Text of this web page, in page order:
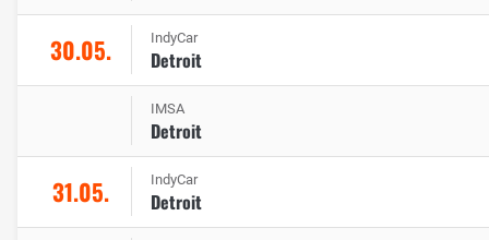
30.05. IndyCar
Detroit
IMSA
Detroit
31.05. IndyCar
Detroit